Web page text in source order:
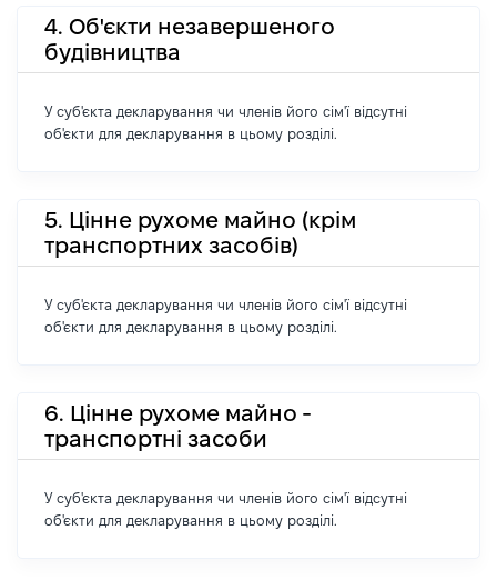
4. Об'єкти незавершеного
будівництва
У суб'єкта декларування чи членів його сім'ї відсутні
об'єкти для декларування в цьому розділі.
5. Цінне рухоме майно (крім
транспортних засобів)
У суб'єкта декларування чи членів його сім'ї відсутні
об'єкти для декларування в цьому розділі.
6. Цінне рухоме майно -
транспортні засоби
У суб'єкта декларування чи членів його сім'ї відсутні
об'єкти для декларування в цьому розділі.